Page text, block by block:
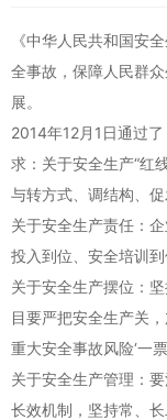
《中华人民共和国安
全事故，保障人民群
展。
2014年12月1日通过
求：关于安全生产“红
与转方式、调结构、促
关于安全生产责任：
投入到位、安全培训
关于安全生产摆位：
目要严把安全生产关
重大安全事故风险‘一票
关于安全生产管理：
长效机制，坚持常、